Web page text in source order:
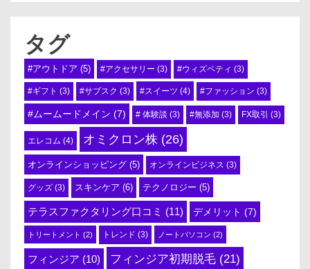
タグ
#アウトドア (5) #アクセサリー (3) #ウィズペティ (3)
#ギフト (3) #サブスク (3) #スイーツ (4) #ファッション (3)
#ムームードメイン (7) # 体験談 (3) #無添加 (3) FX取引 (3)
エレコム (4) オミクロン株 (26)
オンラインショッピング (5) オンラインビジネス (3)
グッズ (3) スキンケア (6) テクノロジー (5)
テラスファクタリング口コミ (11) デメリット (7)
トリートメント (2) トレンド (3) ノートパソコン (2)
フィンジア (10) フィンジア初期脱毛 (21)